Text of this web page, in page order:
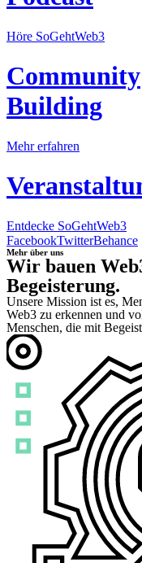
Höre SoGehtWeb3
Community
Building
Mehr erfahren
Entdecke SoGehtWeb3
FacebookTwitterBehance
Mehr über uns
Wir bauen
Begeisterung.
Unsere Mission ist es,
Web3 zu erkennen und
Menschen, die mit